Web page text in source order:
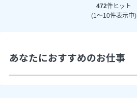
472件ヒット
(1～10件表示中)
あなたにおすすめのお仕事